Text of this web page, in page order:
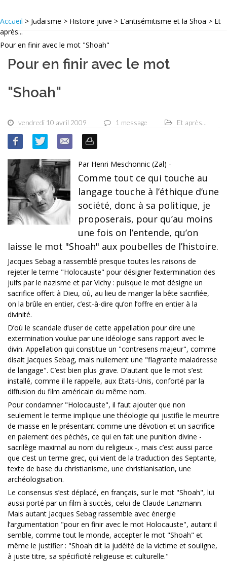
Accueil > Judaïsme > Histoire juive > L’antisémitisme et la Shoa > Et
après...
Pour en finir avec le mot "Shoah"
Pour en finir avec le mot
"Shoah"
vendredi 10 avril 2009 1 message Et après...
Par Henri Meschonnic (Zal) -
Comme tout ce qui touche au
langage touche à l’éthique d’une
société, donc à sa politique, je
proposerais, pour qu’au moins
une fois on l’entende, qu’on
laisse le mot "Shoah" aux poubelles de l’histoire.
Jacques Sebag a rassemblé presque toutes les raisons de
rejeter le terme "Holocauste" pour désigner l’extermination des
juifs par le nazisme et par Vichy : puisque le mot désigne un
sacrifice offert à Dieu, où, au lieu de manger la bête sacrifiée,
on la brûle en entier, c’est-à-dire qu’on l’offre en entier à la
divinité.
D’où le scandale d’user de cette appellation pour dire une
extermination voulue par une idéologie sans rapport avec le
divin. Appellation qui constitue un "contresens majeur", comme
disait Jacques Sebag, mais nullement une "flagrante maladresse
de langage". C’est bien plus grave. D’autant que le mot s’est
installé, comme il le rappelle, aux Etats-Unis, conforté par la
diffusion du film américain du même nom.
Pour condamner "Holocauste", il faut ajouter que non
seulement le terme implique une théologie qui justifie le meurtre
de masse en le présentant comme une dévotion et un sacrifice
en paiement des péchés, ce qui en fait une punition divine -
sacrilège maximal au nom du religieux -, mais c’est aussi parce
que c’est un terme grec, qui vient de la traduction des Septante,
texte de base du christianisme, une christianisation, une
archéologisation.
Le consensus s’est déplacé, en français, sur le mot "Shoah", lui
aussi porté par un film à succès, celui de Claude Lanzmann.
Mais autant Jacques Sebag rassemble avec énergie
l’argumentation "pour en finir avec le mot Holocauste", autant il
semble, comme tout le monde, accepter le mot "Shoah" et
même le justifier : "Shoah dit la judéité de la victime et souligne,
à juste titre, sa spécificité religieuse et culturelle."